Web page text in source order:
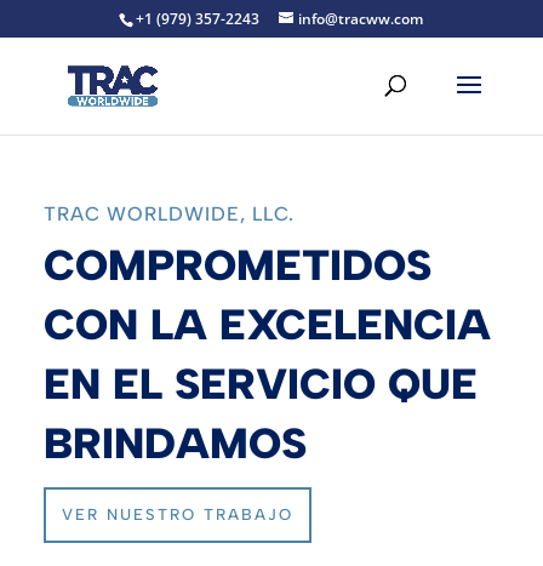
+1 (979) 357-2243 info@tracww.com
TRAC WORLDWIDE, LLC.
COMPROMETIDOS
CON LA EXCELENCIA
EN EL SERVICIO QUE
BRINDAMOS
VER NUESTRO TRABAJO